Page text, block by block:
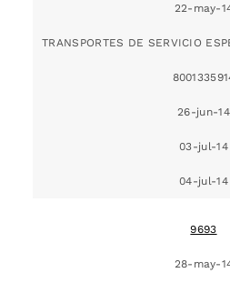
22-may-
TRANSPORTES DE SERVICIO
26-jun-14
03-jul-14
04-jul-14
9693
28-may-